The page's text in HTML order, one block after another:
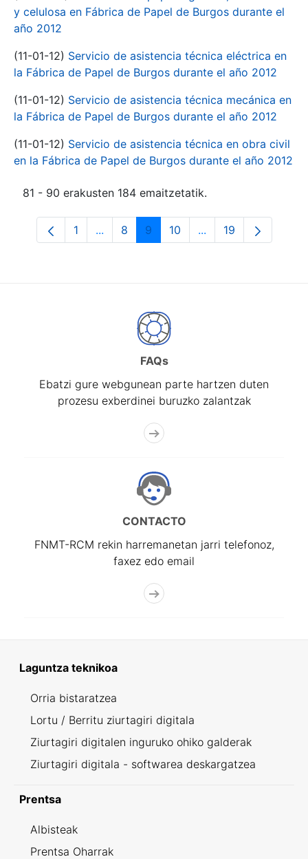
y celulosa en Fábrica de Papel de Burgos durante el
año 2012
(11-01-12) Servicio de asistencia técnica eléctrica en
la Fábrica de Papel de Burgos durante el año 2012
(11-01-12) Servicio de asistencia técnica mecánica en
la Fábrica de Papel de Burgos durante el año 2012
(11-01-12) Servicio de asistencia técnica en obra civil
en la Fábrica de Papel de Burgos durante el año 2012
81 - 90 erakusten 184 emaitzetatik.
Orrialdea
1 ...Intermediate Pages Use TAB to
Orrialdea
8 Orrialdea
9 Orrialdea
10 ...Intermediate Pages
Orrialdea
19
FAQs
Ebatzi gure webgunean parte hartzen duten
prozesu exberdinei buruzko zalantzak
CONTACTO
FNMT-RCM rekin harremanetan jarri telefonoz,
faxez edo email
Laguntza teknikoa
Orria bistaratzea
Lortu / Berritu ziurtagiri digitala
Ziurtagiri digitalen inguruko ohiko galderak
Ziurtagiri digitala - softwarea deskargatzea
Prentsa
Albisteak
Prentsa Oharrak